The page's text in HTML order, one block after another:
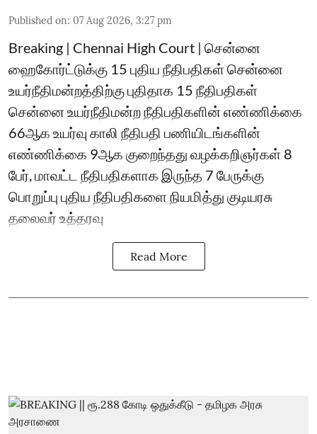
Published on: 07 Aug 2026, 3:27 pm
Breaking | Chennai High Court | சென்னை
ஹைகோர்ட்டுக்கு 15 புதிய நீதிபதிகள் சென்னை
உயர்நீதிமன்றத்திற்கு புதிதாக 15 நீதிபதிகள்
சென்னை உயர்நீதிமன்ற நீதிபதிகளின் எண்ணிக்கை
66ஆக உயர்வு காலி நீதிபதி பணியிடங்களின்
எண்ணிக்கை 9ஆக குறைந்தது வழக்கறிஞர்கள் 8
பேர், மாவட்ட நீதிபதிகளாக இருந்த 7 பேருக்கு
பொறுப்பு புதிய நீதிபதிகளை நியமித்து குடியரசு
தலைவர் உத்தரவு
Read More